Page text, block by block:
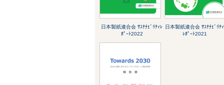
日本製紙連合会 ｻｽﾃﾅﾋﾞﾘﾃｨﾚ
ﾎﾟｰﾄ2022
日本製紙連合会 ｻｽﾃﾅﾋﾞﾘﾃｨ
ﾚﾎﾟｰﾄ2021